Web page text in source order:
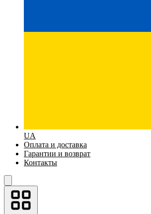
UA
Оплата и доставка
Гарантии и возврат
Контакты